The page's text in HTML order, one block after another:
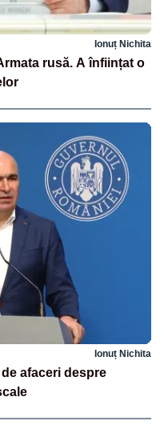
Ionuț Nichita
rusă. A înființat o
Ionuț Nichita
afaceri despre